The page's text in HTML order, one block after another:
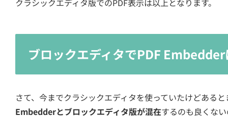
クラシックエディタ版でのPDF表示は以上となります。
ブロックエディタでPDF
さて、今までクラシックエディタを使っていたけどある
Embedderとブロックエディタ版が混在するのも良くな